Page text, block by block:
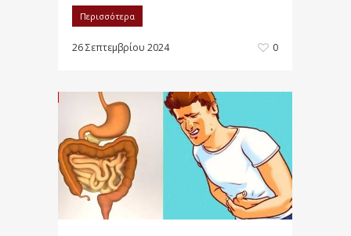
Περισσότερα
26 Σεπτεμβρίου 2024 0